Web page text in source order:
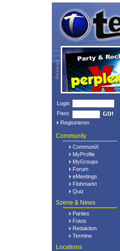
Login
Pass
Registrieren
Community
CommuniX
MyProfile
MyGroups
Forum
eMeetings
Flohmarkt
Quiz
Szene & News
Parties
Fotos
Redaktion
Termine
Locations